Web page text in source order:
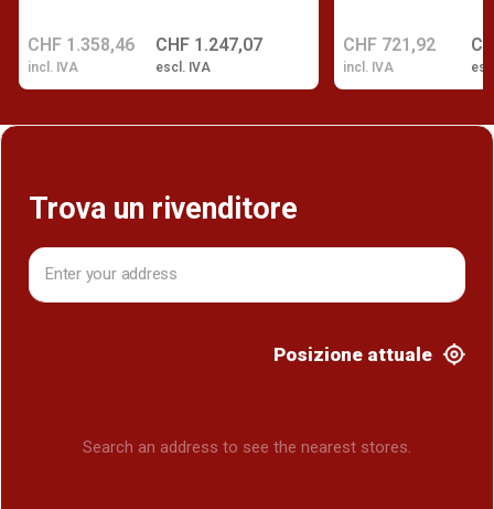
CHF 1.247,07
escl. IVA
CHF 1.358,46
incl. IVA
CHF 721,92
incl. IVA
Trova un rivenditore
Posizione attuale
Search an address to see the nearest stores.